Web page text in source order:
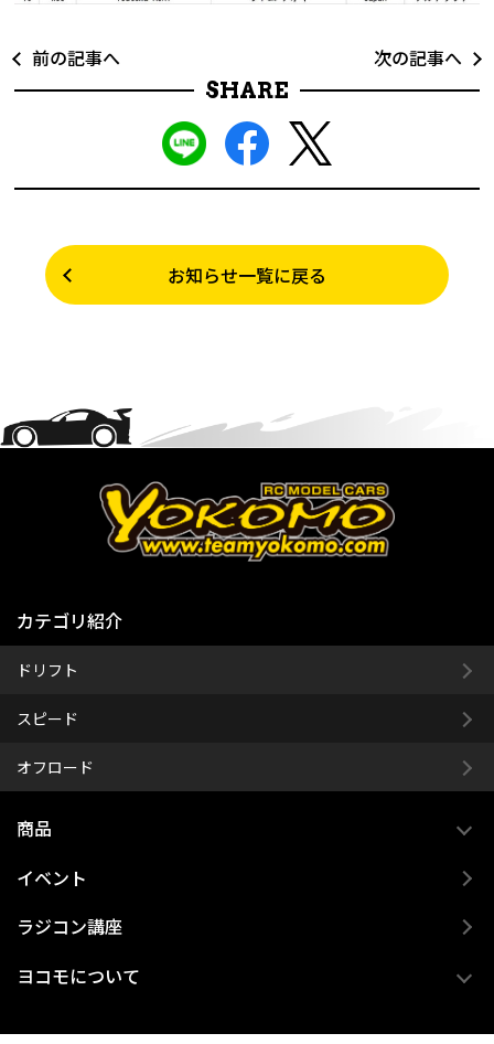
前の記事へ
次の記事へ
SHARE
お知らせ一覧に戻る
カテゴリ紹介
ドリフト
スピード
オフロード
商品
イベント
ラジコン講座
ヨコモについて